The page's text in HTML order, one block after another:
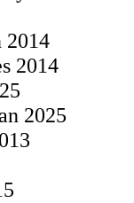
2014
2014
2025